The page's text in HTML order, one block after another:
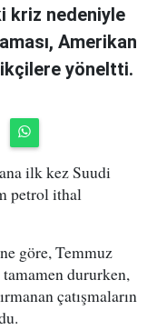
kriz nedeniyle
Amerikan
yöneltti.
ilk kez Suudi
petrol ithal
göre, Temmuz
dururken,
çatışmaların